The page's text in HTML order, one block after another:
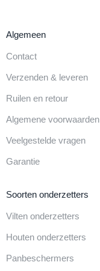
Algemeen
Contact
Verzenden & leveren
Ruilen en retour
Algemene voorwaarden
Veelgestelde vragen
Garantie
Soorten onderzetters
Vilten onderzetters
Houten onderzetters
Panbeschermers